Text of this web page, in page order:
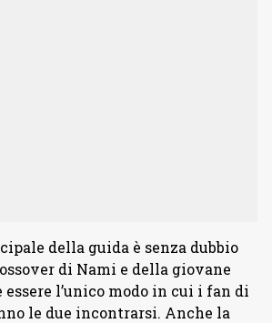
della guida è senza dubbio
di Nami e della giovane
essere l’unico modo in cui i fan di
le due incontrarsi. Anche la